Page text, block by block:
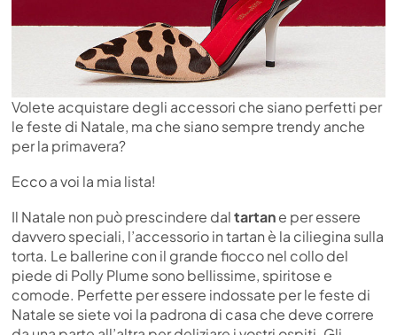
Volete acquistare degli accessori che siano perfetti per
le feste di Natale, ma che siano sempre trendy anche
per la primavera?
Ecco a voi la mia lista!
Il Natale non può prescindere daltartane per essere
davvero speciali, l’accessorio in tartan è la ciliegina sulla
torta. Le ballerine con il grande fiocco nel collo del
piede di Polly Plume sono bellissime, spiritose e
comode. Perfette per essere indossate per le feste di
Natale se siete voi la padrona di casa che deve correre